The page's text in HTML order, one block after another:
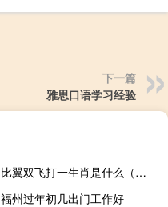
下一篇
雅思口语学习经验
比翼双飞打一生肖是什么（比翼双飞打一生肖）
福州过年初几出门工作好